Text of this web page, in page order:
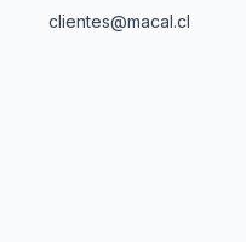
clientes@macal.cl